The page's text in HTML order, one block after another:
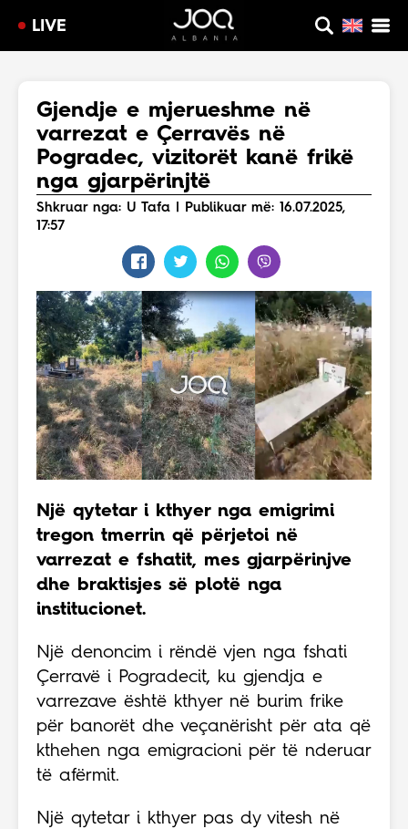
LIVE
Gjendje e mjerueshme në
varrezat e Çerravës në
Pogradec, vizitorët kanë frikë
nga gjarpërinjtë
Shkruar nga: U Tafa | Publikuar më: 16.07.2025,
17:57
Një qytetar i kthyer nga emigrimi
tregon tmerrin që përjetoi në
varrezat e fshatit, mes gjarpërinjve
dhe braktisjes së plotë nga
institucionet.
Një denoncim i rëndë vjen nga fshati
Çerravë i Pogradecit, ku gjendja e
varrezave është kthyer në burim frike
për banorët dhe veçanërisht për ata që
kthehen nga emigracioni për të nderuar
të afërmit.
Një qytetar i kthyer pas dy vitesh në